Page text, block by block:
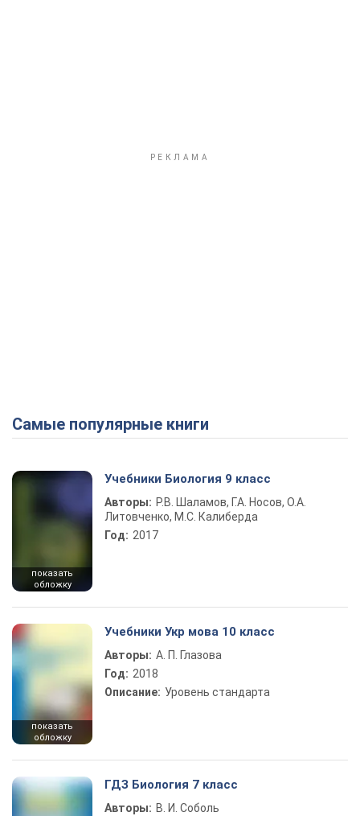
Самые популярные книги
показать
обложку
Учебники Биология 9 класс
Авторы: Р.В. Шаламов, Г.А. Носов, О.А.
Литовченко, М.С. Калиберда
Год: 2017
показать
обложку
Учебники Укр мова 10 класс
Авторы: А. П. Глазова
Год: 2018
Описание: Уровень стандарта
ГДЗ Биология 7 класс
Авторы: В. И. Соболь